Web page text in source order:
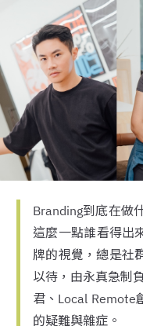
Branding到底在做
這麼一點誰看得出
牌的視覺，總是社
以待，由永真急制
君、Local Remote
的疑難與雜症。